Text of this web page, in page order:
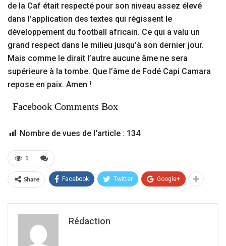
de la Caf était respecté pour son niveau assez élevé
dans l’application des textes qui régissent le
développement du football africain. Ce qui a valu un
grand respect dans le milieu jusqu’à son dernier jour.
Mais comme le dirait l’autre aucune âme ne sera
supérieure à la tombe. Que l’âme de Fodé Capi Camara
repose en paix. Amen !
Facebook Comments Box
Nombre de vues de l'article : 134
1
Share Facebook Twitter Google+
Rédaction